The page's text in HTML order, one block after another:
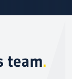
team.